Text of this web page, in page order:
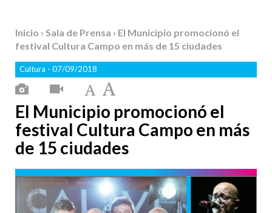
Inicio › Sala de Prensa › El Municipio promocionó el
festival Cultura Campo en más de 15 ciudades
Cultura - 07/09/2018
El Municipio promocionó el
festival Cultura Campo en más
de 15 ciudades